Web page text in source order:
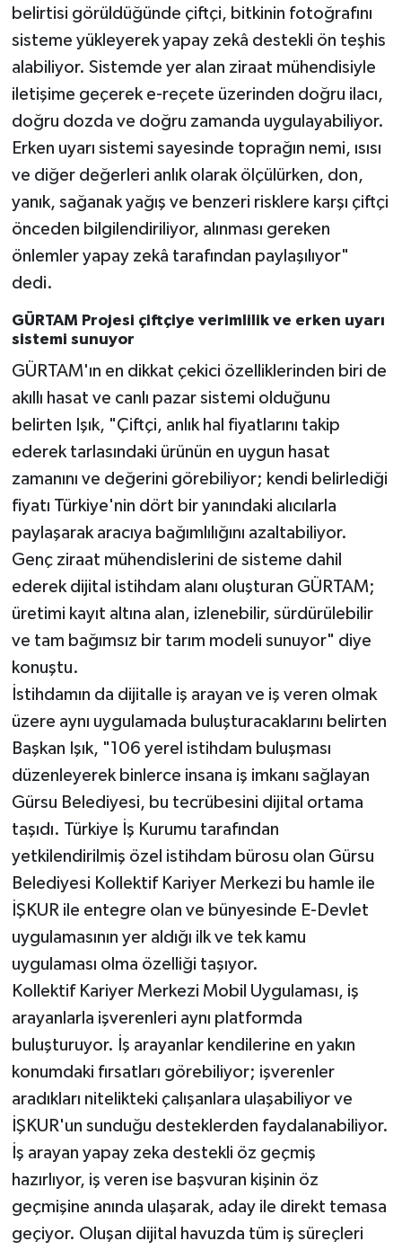
belirtisi görüldüğünde çiftçi, bitkinin fotoğrafını
sisteme yükleyerek yapay zekâ destekli ön teşhis
alabiliyor. Sistemde yer alan ziraat mühendisiyle
iletişime geçerek e-reçete üzerinden doğru ilacı,
doğru dozda ve doğru zamanda uygulayabiliyor.
Erken uyarı sistemi sayesinde toprağın nemi, ısısı
ve diğer değerleri anlık olarak ölçülürken, don,
yanık, sağanak yağış ve benzeri risklere karşı çiftçi
önceden bilgilendiriliyor, alınması gereken
önlemler yapay zekâ tarafından paylaşılıyor"
dedi.
GÜRTAM Projesi çiftçiye verimlilik ve erken uyarı
sistemi sunuyor
GÜRTAM'ın en dikkat çekici özelliklerinden biri de
akıllı hasat ve canlı pazar sistemi olduğunu
belirten Işık, "Çiftçi, anlık hal fiyatlarını takip
ederek tarlasındaki ürünün en uygun hasat
zamanını ve değerini görebiliyor; kendi belirlediği
fiyatı Türkiye'nin dört bir yanındaki alıcılarla
paylaşarak aracıya bağımlılığını azaltabiliyor.
Genç ziraat mühendislerini de sisteme dahil
ederek dijital istihdam alanı oluşturan GÜRTAM;
üretimi kayıt altına alan, izlenebilir, sürdürülebilir
ve tam bağımsız bir tarım modeli sunuyor" diye
konuştu.
İstihdamın da dijitalle iş arayan ve iş veren olmak
üzere aynı uygulamada buluşturacaklarını belirten
Başkan Işık, "106 yerel istihdam buluşması
düzenleyerek binlerce insana iş imkanı sağlayan
Gürsu Belediyesi, bu tecrübesini dijital ortama
taşıdı. Türkiye İş Kurumu tarafından
yetkilendirilmiş özel istihdam bürosu olan Gürsu
Belediyesi Kollektif Kariyer Merkezi bu hamle ile
İŞKUR ile entegre olan ve bünyesinde E-Devlet
uygulamasının yer aldığı ilk ve tek kamu
uygulaması olma özelliği taşıyor.
Kollektif Kariyer Merkezi Mobil Uygulaması, iş
arayanlarla işverenleri aynı platformda
buluşturuyor. İş arayanlar kendilerine en yakın
konumdaki fırsatları görebiliyor; işverenler
aradıkları nitelikteki çalışanlara ulaşabiliyor ve
İŞKUR'un sunduğu desteklerden faydalanabiliyor.
İş arayan yapay zeka destekli öz geçmiş
hazırlıyor, iş veren ise başvuran kişinin öz
geçmişine anında ulaşarak, aday ile direkt temasa
geçiyor. Oluşan dijital havuzda tüm iş süreçleri